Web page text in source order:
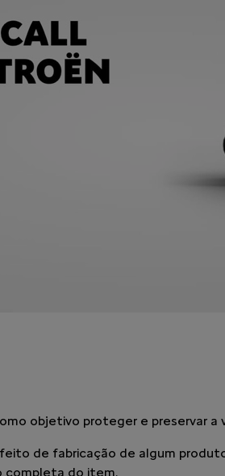
objetivo proteger e preservar a
de fabricação de algum
completa do item.